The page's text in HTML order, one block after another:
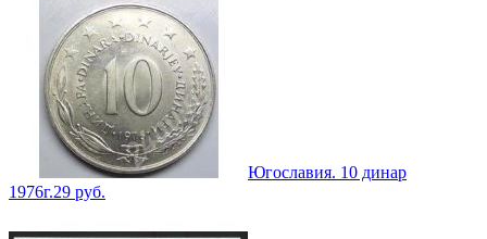
Югославия. 10 динар
1976г.29 руб.